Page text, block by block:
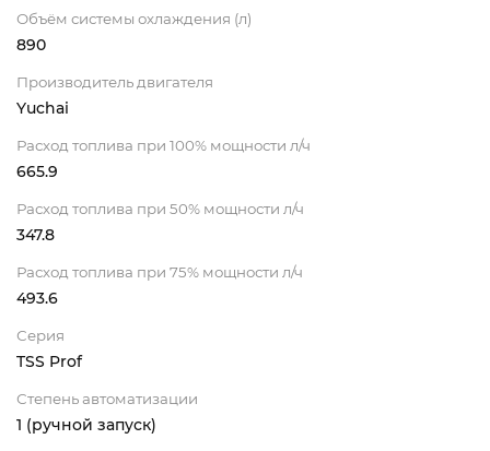
Объём системы охлаждения (л)
890
Производитель двигателя
Yuchai
Расход топлива при 100% мощности л/ч
665.9
Расход топлива при 50% мощности л/ч
347.8
Расход топлива при 75% мощности л/ч
493.6
Серия
TSS Prof
Степень автоматизации
1 (ручной запуск)